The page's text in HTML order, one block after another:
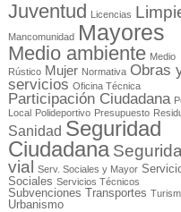
Juventud Licencias
Mancomunidad Mayores
Medio ambiente Medio
Rústico Mujer Normativa Obras
servicios Oficina Técnica
Participación Ciudadana
Local Polideportivo Presupuesto
Sanidad Seguridad
Ciudadana
vial
Serv. Sociales y Mayor
Sociales Servicios Técnicos
Subvenciones Transportes
Urbanismo